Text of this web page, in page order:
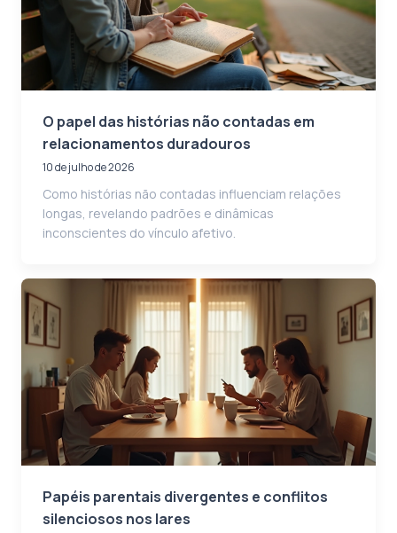
O papel das histórias não contadas em
relacionamentos duradouros
10 de julho de 2026
Como histórias não contadas influenciam relações
longas, revelando padrões e dinâmicas
inconscientes do vínculo afetivo.
Papéis parentais divergentes e conflitos
silenciosos nos lares